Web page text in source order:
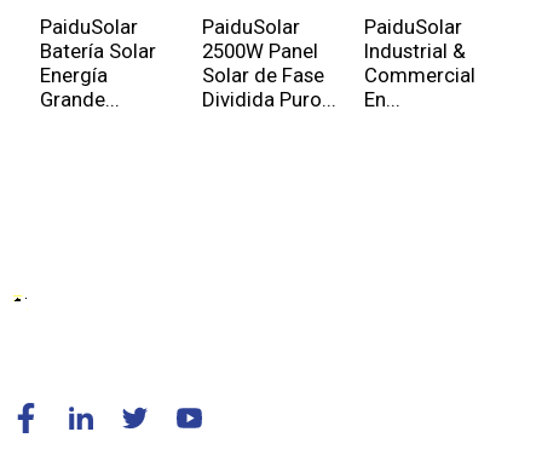
PaiduSolar
Batería Solar
Energía
Grande...
PaiduSolar
2500W Panel
Solar de Fase
Dividida Puro...
PaiduSolar
Industrial &
Commercial
En...